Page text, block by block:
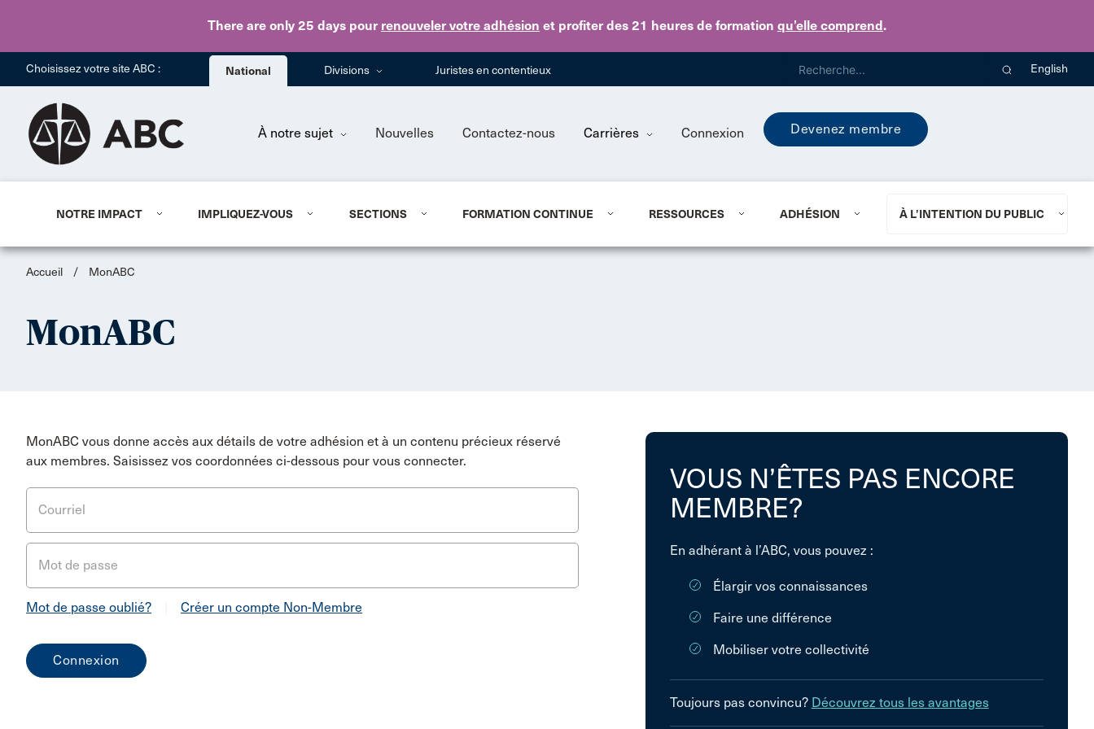
There are only 25 days pour renouveler votre adhésion et profiter des 21 heures de formation qu’elle comprend.
Skip to main content
Choisissez votre site ABC : National Divisions Juristes en contentieux English
À notre sujet Nouvelles Contactez-nous Carrières Connexion Devenez membre
NOTRE IMPACT IMPLIQUEZ-VOUS SECTIONS FORMATION CONTINUE RESSOURCES ADHÉSION À L’INTENTION DU PUBLIC
Accueil / MonABC
MonABC
MonABC vous donne accès aux détails de votre adhésion et à un contenu précieux réservé
aux membres. Saisissez vos coordonnées ci-dessous pour vous connecter.
Courriel
Mot de passe
Mot de passe oublié? Créer un compte Non-Membre
VOUS N’ÊTES PAS ENCORE
MEMBRE?
En adhérant à l’ABC, vous pouvez :
Élargir vos connaissances
Faire une différence
Mobiliser votre collectivité
Toujours pas convincu? Découvrez tous les avantages